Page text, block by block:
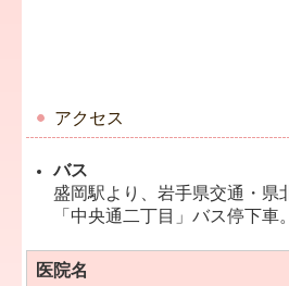
アクセス
バス
盛岡駅より、岩手県交通・
「中央通二丁目」バス停下車。
医院名